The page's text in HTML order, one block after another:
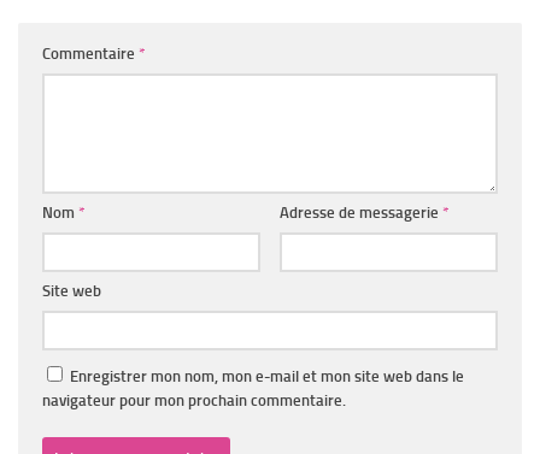
Commentaire *
Nom * Adresse de messagerie *
Site web
Enregistrer mon nom, mon e-mail et mon site web dans le
navigateur pour mon prochain commentaire.